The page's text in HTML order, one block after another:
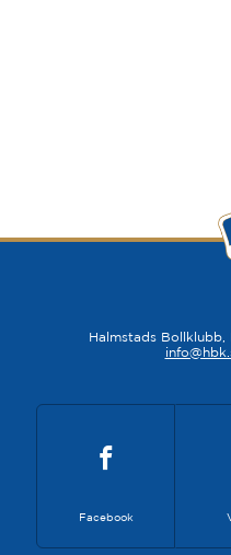
Halmstads Bollklubb,
Facebook